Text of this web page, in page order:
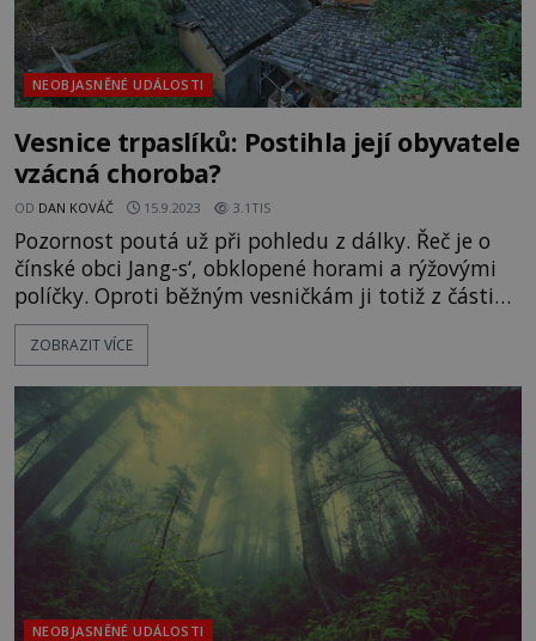
NEOBJASNĚNÉ UDÁLOSTI
Vesnice trpaslíků: Postihla její obyvatele
vzácná choroba?
OD DAN KOVÁČ 15.9.2023 3.1TIS
Pozornost poutá už při pohledu z dálky. Řeč je o
čínské obci Jang-s‘, obklopené horami a rýžovými
políčky. Oproti běžným vesničkám ji totiž z části
tvoří výrazně menší domky. Důvod je prostý,
většina obyvatel jsou liliputi. Mezi vesničany kolují
dávná kletba,“ myslí si někteří. Jiní zase zmiňují
nemoc… [gallery ids="130252,130253,1
ZOBRAZIT VÍCE
NEOBJASNĚNÉ UDÁLOSTI